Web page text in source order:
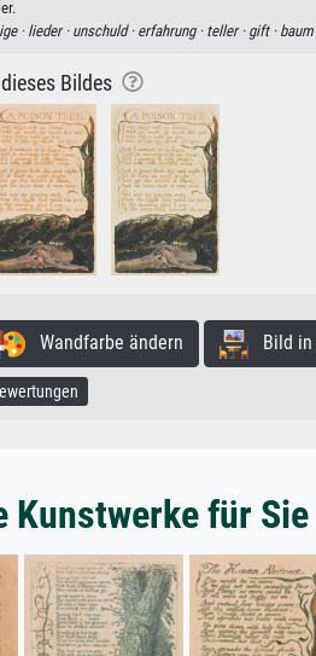
·lieder · unschuld · erfahrung · teller · gift · baum
Bildes
Wandfarbe ändern Bild in
Kunstwerke für